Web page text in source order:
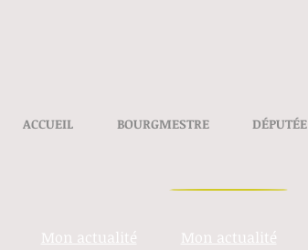
ACCUEIL BOURGMESTRE DÉPUTÉE
Mon actualité
Mon actualité